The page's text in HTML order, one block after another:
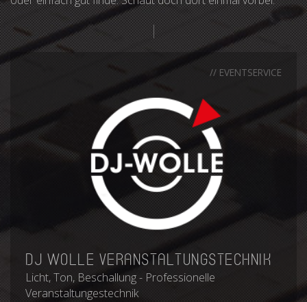
// EVENTSERVICE
DJ Wolle Veranstaltungstechnik
Licht, Ton, Beschallung - Pro­fessionelle
Veranstaltunges­technik